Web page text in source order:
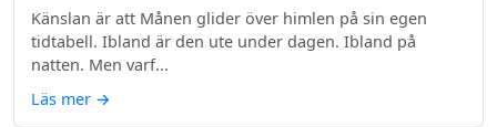
Känslan är att Månen glider över himlen på sin egen
tidtabell. Ibland är den ute under dagen. Ibland på
natten. Men varf...
Läs mer →